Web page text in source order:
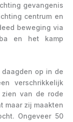
gevangenis
centrum en
beweging via
en het kamp
daagden op in de
verschrikkelijk
van de rode
maar zij maakten
Ongeveer 50